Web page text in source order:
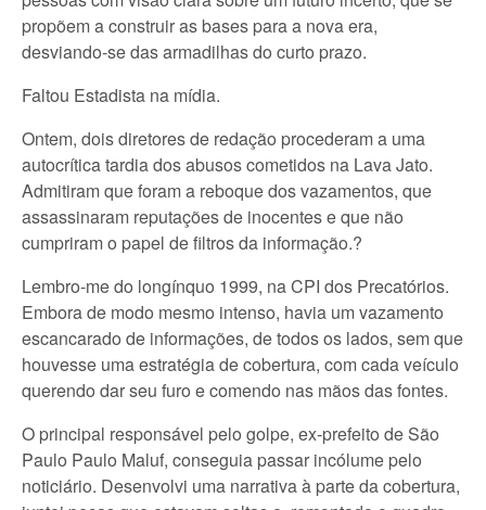
propõem a construir as bases para a nova era,
desviando-se das armadilhas do curto prazo.
Faltou Estadista na mídia.
Ontem, dois diretores de redação procederam a uma
autocrítica tardia dos abusos cometidos na Lava Jato.
Admitiram que foram a reboque dos vazamentos, que
assassinaram reputações de inocentes e que não
cumpriram o papel de filtros da informação.?
Lembro-me do longínquo 1999, na CPI dos Precatórios.
Embora de modo mesmo intenso, havia um vazamento
escancarado de informações, de todos os lados, sem que
houvesse uma estratégia de cobertura, com cada veículo
querendo dar seu furo e comendo nas mãos das fontes.
O principal responsável pelo golpe, ex-prefeito de São
Paulo Paulo Maluf, conseguia passar incólume pelo
noticiário. Desenvolvi uma narrativa à parte da cobertura,